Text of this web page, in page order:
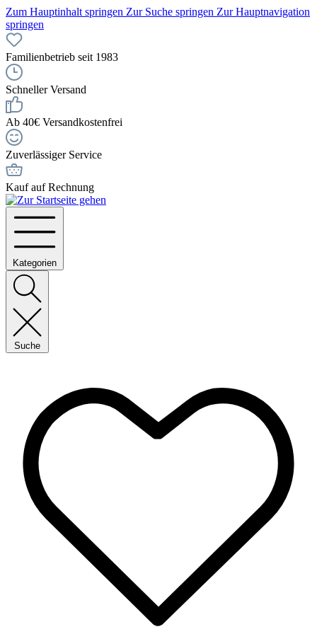
Zum Hauptinhalt springen Zur Suche springen Zur Hauptnavigation
springen
Familienbetrieb seit 1983
Schneller Versand
Ab 40€ Versandkostenfrei
Zuverlässiger Service
Kauf auf Rechnung
Kategorien
Suche